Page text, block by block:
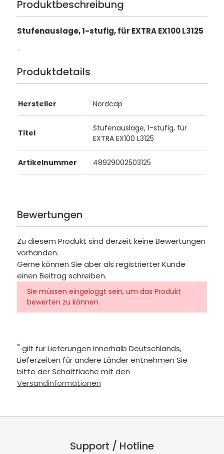
Produktbeschreibung
Stufenauslage, 1-stufig, für EXTRA EX100 L3125
-
Produktdetails
Hersteller Nordcap
Titel
Stufenauslage, 1-stufig, für
EXTRA EX100 L3125
Artikelnummer 48929002503125
Bewertungen
Zu diesem Produkt sind derzeit keine Bewertungen
vorhanden.
Gerne können Sie aber als registrierter Kunde
einen Beitrag schreiben.
Sie müssen eingeloggt sein, um das Produkt
bewerten zu können.
* gilt für Lieferungen innerhalb Deutschlands,
Lieferzeiten für andere Länder entnehmen Sie
bitte der Schaltfläche mit den
Versandinformationen
Support / Hotline